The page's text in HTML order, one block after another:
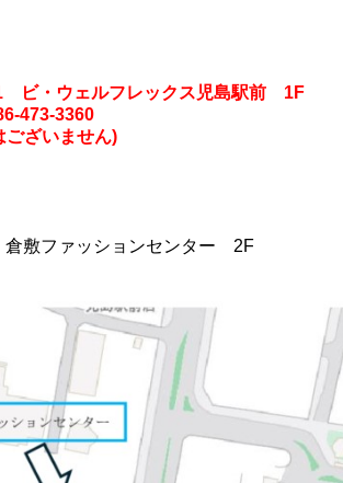
ビ・ウェルフレックス児島駅前 1F
473-3360
ございません)
敷ファッションセンター 2F